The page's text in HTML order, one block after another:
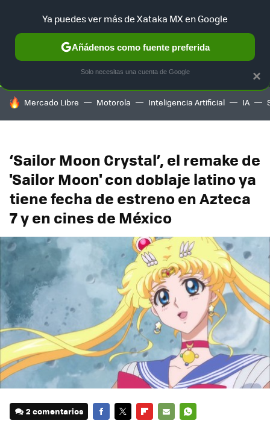
SELECCIÓN GAMING HOME AUTO TERRITORIO
HOY SE HABLA DE
Mercado Libre Motorola Inteligencia Artificial IA
‘Sailor Moon Crystal’, el remake de
'Sailor Moon' con doblaje latino ya
tiene fecha de estreno en Azteca
7 y en cines de México
2 comentarios
×
Ya puedes ver más de Xataka MX en Google
Añádenos como fuente preferida
Solo necesitas una cuenta de Google